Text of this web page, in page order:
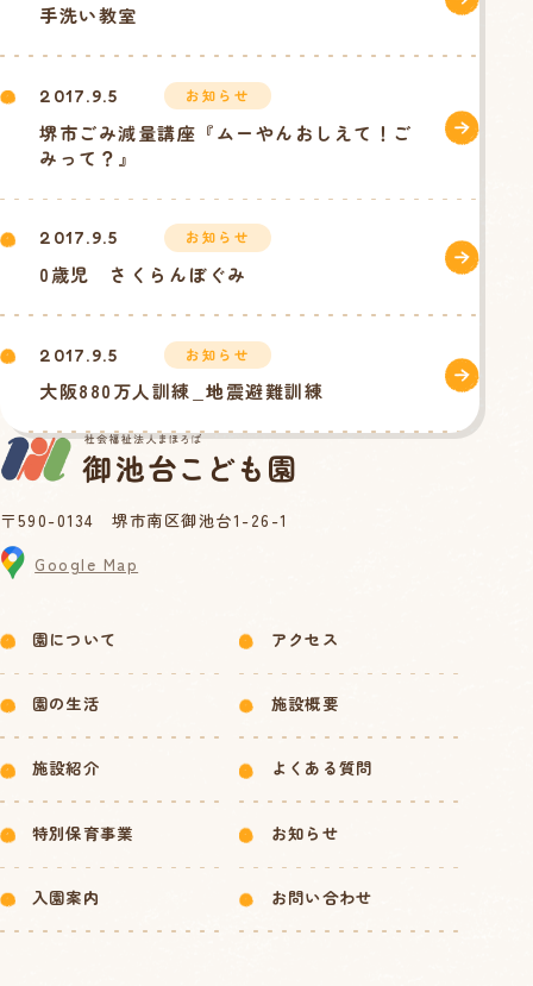
手洗い教室
2017.9.5 お知らせ
堺市ごみ減量講座『ムーやんおしえて！ご
みって？』
2017.9.5 お知らせ
0歳児 さくらんぼぐみ
2017.9.5 お知らせ
大阪880万人訓練_地震避難訓練
〒590-0134 堺市南区御池台1-26-1
Google Map
園について
園の生活
施設紹介
特別保育事業
入園案内
アクセス
施設概要
よくある質問
お知らせ
お問い合わせ